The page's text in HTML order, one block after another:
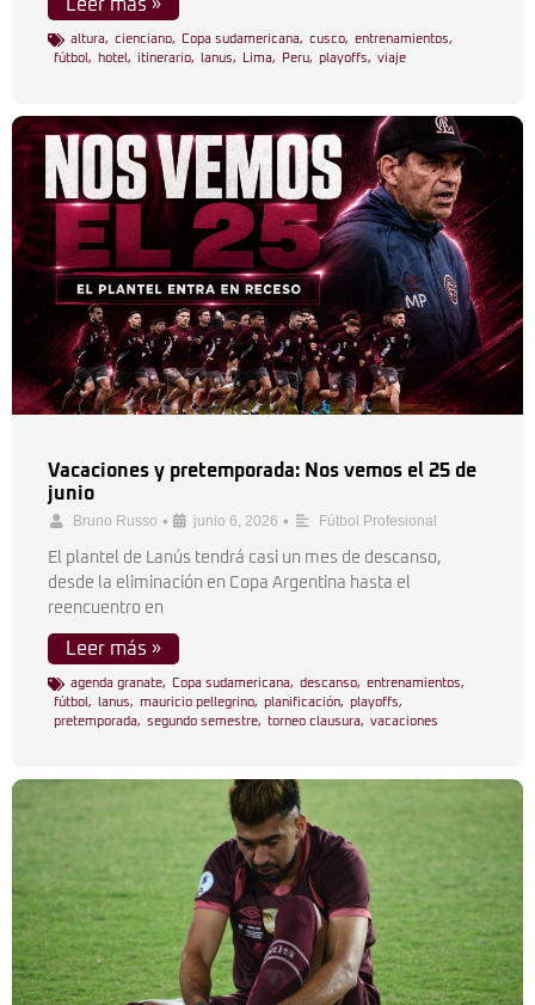
Leer más »
altura, cienciano, Copa sudamericana, cusco, entrenamientos,
fútbol , hotel , itinerario, lanus, Lima, Peru, playoffs, viaje
Vacaciones y pretemporada: Nos vemos el 25 de
junio
Bruno Russo • junio 6, 2026 • Fútbol Profesional
El plantel de Lanús tendrá casi un mes de descanso,
desde la eliminación en Copa Argentina hasta el
reencuentro en
Leer más »
agenda granate, Copa sudamericana, descanso, entrenamientos,
fútbol , lanus, mauricio pellegrino, planificación, playoffs,
pretemporada, segundo semestre, torneo clausura, vacaciones